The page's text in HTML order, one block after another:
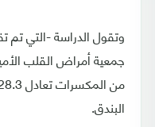
وتقول الدراسة -التي تم
جمعية أمراض القلب
البندق.